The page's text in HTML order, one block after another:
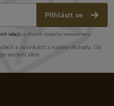
Přihlásit se
údajůza účelem rozesílky newsletteru.
a novinkách z našeho obchodu. Od
sezónní akce.